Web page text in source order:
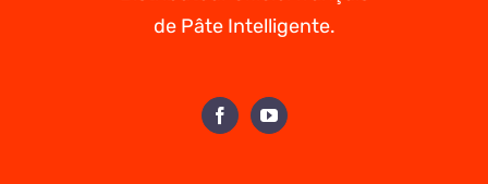
de Pâte Intelligente.